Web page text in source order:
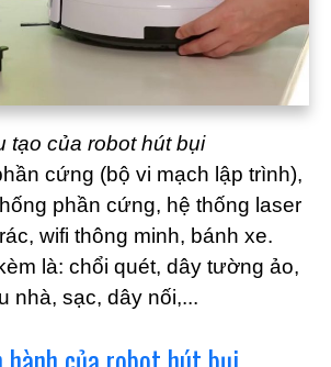
tạo của robot hút bụi
cứng (bộ vi mạch lập trình),
phần cứng, hệ thống laser
wifi thông minh, bánh xe.
là: chổi quét, dây tường ảo,
nhà, sạc, dây nối,...